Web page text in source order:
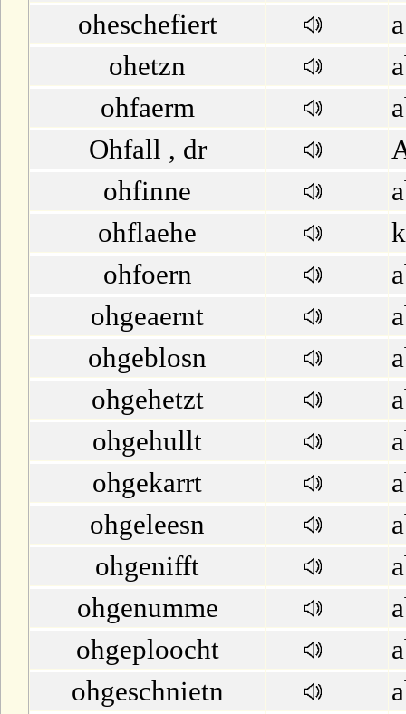
oheschefiert
ohetzn
ohfaerm
Ohfall , dr
ohfinne
ohflaehe
ohfoern
ohgeaernt
ohgeblosn
ohgehetzt
ohgehullt
ohgekarrt
ohgeleesn
ohgenifft
ohgenumme
ohgeploocht
ohgeschnietn